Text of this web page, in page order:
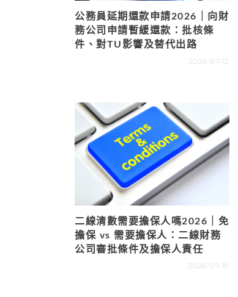
公務員延期還款申請2026｜向財
務公司申請暫緩還款：批核條
件、對TU影響及替代出路
2026-07-12
二線清數需要擔保人嗎2026｜免
擔保 vs 需要擔保人：二線財務
公司審批條件及擔保人責任
2026-07-10